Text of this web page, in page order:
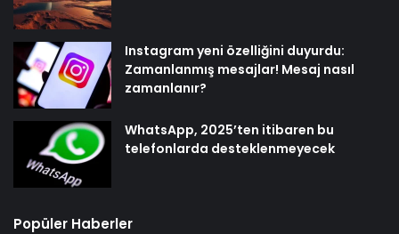
Instagram yeni özelliğini duyurdu:
Zamanlanmış mesajlar! Mesaj nasıl
zamanlanır?
WhatsApp, 2025’ten itibaren bu
telefonlarda desteklenmeyecek
Popüler Haberler